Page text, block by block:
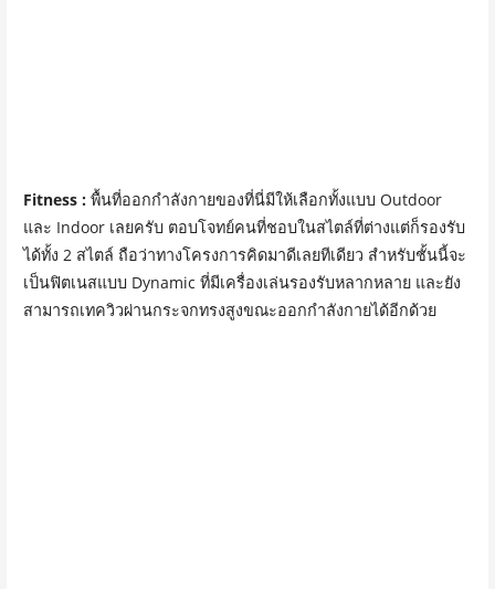
Fitness : พื้นที่ออกกำลังกายของที่นี่มีให้เลือกทั้งแบบ Outdoor
และ Indoor เลยครับ ตอบโจทย์คนที่ชอบในสไตล์ที่ต่างแต่ก็รองรับ
ได้ทั้ง 2 สไตล์ ถือว่าทางโครงการคิดมาดีเลยทีเดียว สำหรับชั้นนี้จะ
เป็นฟิตเนสแบบ Dynamic ที่มีเครื่องเล่นรองรับหลากหลาย และยัง
สามารถเทควิวผ่านกระจกทรงสูงขณะออกกำลังกายได้อีกด้วย